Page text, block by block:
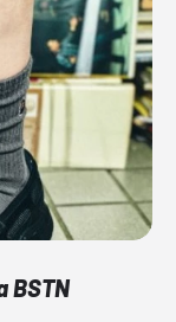
BSTN